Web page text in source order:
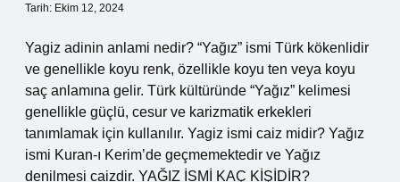
Tarih: Ekim 12, 2024
Yagiz adinin anlami nedir? “Yağız” ismi Türk kökenlidir
ve genellikle koyu renk, özellikle koyu ten veya koyu
saç anlamına gelir. Türk kültüründe “Yağız” kelimesi
genellikle güçlü, cesur ve karizmatik erkekleri
tanımlamak için kullanılır. Yagiz ismi caiz midir? Yağız
ismi Kuran-ı Kerim’de geçmemektedir ve Yağız
denilmesi caizdir. YAĞIZ İSMİ KAÇ KİŞİDİR?